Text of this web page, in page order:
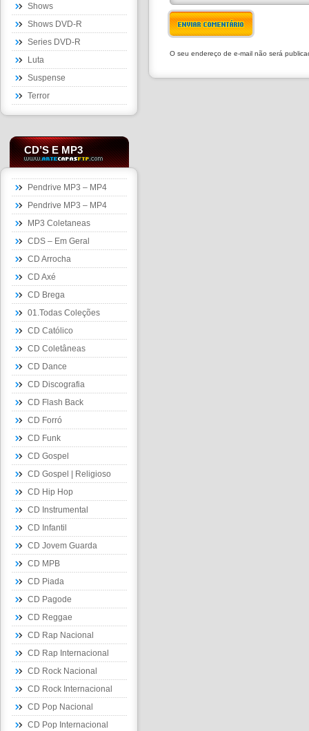
Shows
Shows DVD-R
Series DVD-R
Luta
Suspense
Terror
CD’S E MP3
Pendrive MP3 – MP4
Pendrive MP3 – MP4
MP3 Coletaneas
CDS – Em Geral
CD Arrocha
CD Axé
CD Brega
01.Todas Coleções
CD Católico
CD Coletâneas
CD Dance
CD Discografia
CD Flash Back
CD Forró
CD Funk
CD Gospel
CD Gospel | Religioso
CD Hip Hop
CD Instrumental
CD Infantil
CD Jovem Guarda
CD MPB
CD Piada
CD Pagode
CD Reggae
CD Rap Nacional
CD Rap Internacional
CD Rock Nacional
CD Rock Internacional
CD Pop Nacional
CD Pop Internacional
ENVIAR COMENTÁRIO
O seu endereço de e-mail não será